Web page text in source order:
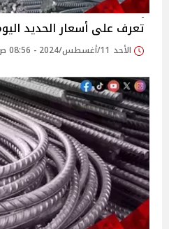
تعرف على أسعار الحديد
الأحد 11/أغسطس/2024 - 08:56 ص